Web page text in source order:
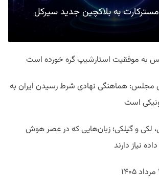
مسترکارت به بلاکچین جدید سیرکل
به موفقیت استارشیپ گره خورده است
هماهنگی نهادی شرط رسیدن ایران به
لکی و گیلکی؛ زبان‌هایی که در عصر هوش
نیاز دارند